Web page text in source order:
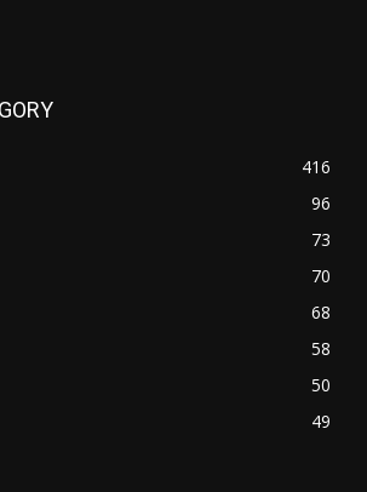
416
96
73
70
68
58
50
49